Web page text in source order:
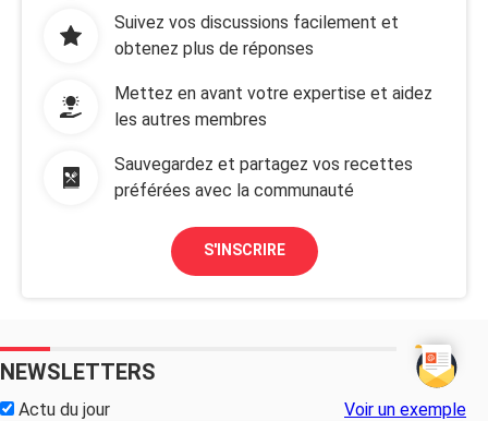
Suivez vos discussions facilement et
obtenez plus de réponses
Mettez en avant votre expertise et aidez
les autres membres
Sauvegardez et partagez vos recettes
préférées avec la communauté
S'INSCRIRE
NEWSLETTERS
Actu du jour Voir un exemple